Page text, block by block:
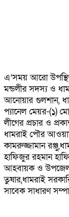
এ’সময় আরো
মন্ডলীর সদস্য ও
আনোয়ার গুলশান,
প্যানেল মেয়র-(১)
লীগের প্রচার ও
ধামরাই পৌর
কামরুজ্জামান
হাফিজুর রহমান
আহবায়ক ও
তুষার,ধামরাই
সাবেক সাধারণ